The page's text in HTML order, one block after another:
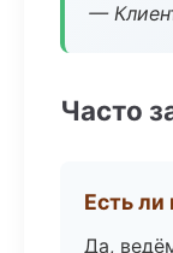
—
Часто
Есть ли
Да,